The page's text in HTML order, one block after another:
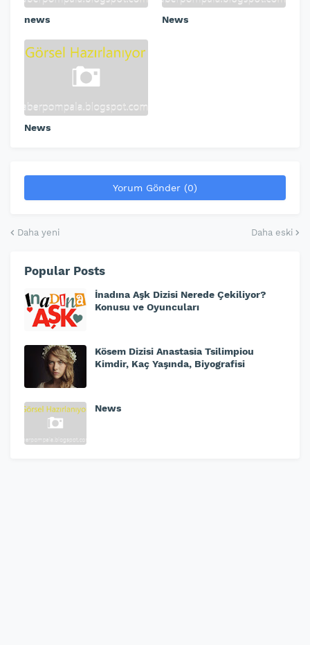
news News
News
Yorum Gönder (0)
Daha yeni Daha eski
Popular Posts
İnadına Aşk Dizisi Nerede Çekiliyor?
Konusu ve Oyuncuları
Kösem Dizisi Anastasia Tsilimpiou
Kimdir, Kaç Yaşında, Biyografisi
News